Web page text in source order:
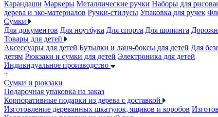
Карандаши Маркеры Металлические ручки Наборы для
дерева и эко-материалов Ручки-стилусы Упаковка для ручек
Сумки
Для документов Для ноутбука Для спорта Для шопинга
Товары для детей
Аксессуары для детей Бутылки и ланч-боксы для детей Для
детям Рюкзаки и сумки для детей Электроника для детей
Индивидуальное производство
+
Сумки и рюкзаки
Подарочная упаковка на заказ
Корпоративные подарки из дерева с доставкой
Изготовление деревянных шкатулок, ящиков и коробов